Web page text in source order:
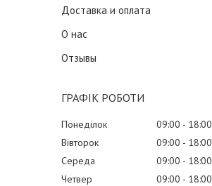
Доставка и оплата
О нас
Отзывы
ГРАФІК РОБОТИ
Понеділок 09:00
18:00
Вівторок
09:00
18:00
Середа
09:00
18:00
Четвер
09:00
18:00